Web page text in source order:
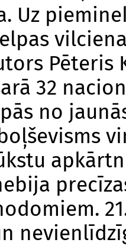
Uz
Pēteris
32
no